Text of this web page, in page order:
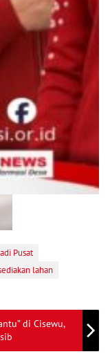
Pusat
lahan
di Cisewu,